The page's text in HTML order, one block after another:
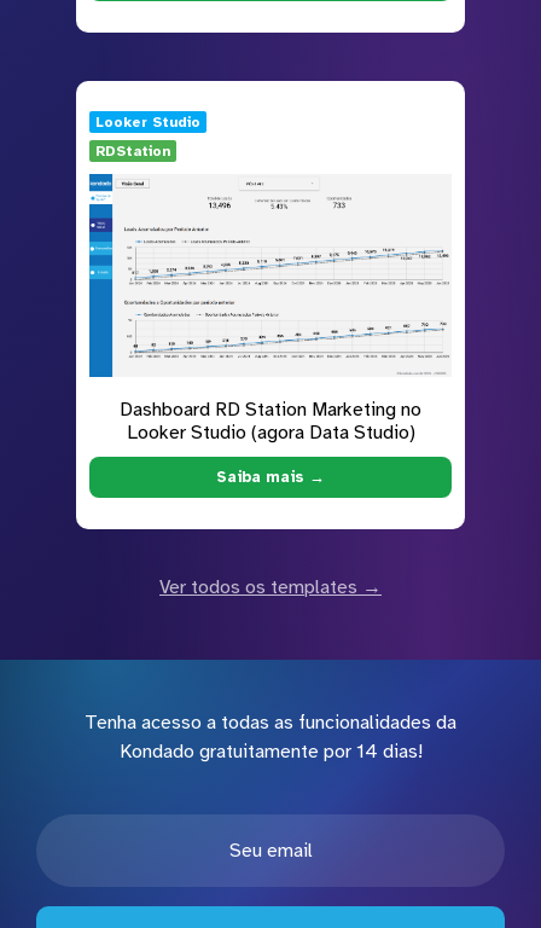
Looker Studio
RDStation
Dashboard RD Station Marketing no
Looker Studio (agora Data Studio)
Saiba mais →
Ver todos os templates →
Tenha acesso a todas as funcionalidades da
Kondado gratuitamente por 14 dias!